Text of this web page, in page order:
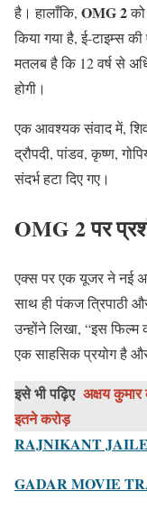
है। हालाँकि, OMG 2
किया गया है, ई-टाइम्स
मतलब है कि 12 वर्ष से
होगी।
एक आवश्यक संवाद में,
द्रौपदी, पांडव, कृष्ण,
संदर्भ हटा दिए गए।
OMG 2पर
एक्स पर एक यूजर ने नई
साथ ही पंकज त्रिपाठी
उन्होंने लिखा, “इस फिल्म
एक साहसिक प्रयोग है
इसे भी पढ़िए अक्षय
इतने करोड़
RAJNIKANT
GADAR MOVIE